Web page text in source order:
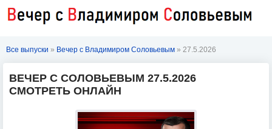
Все выпуски » Вечер с Владимиром Соловьевым » 27.5.2026
ВЕЧЕР С СОЛОВЬЕВЫМ 27.5.2026
СМОТРЕТЬ ОНЛАЙН